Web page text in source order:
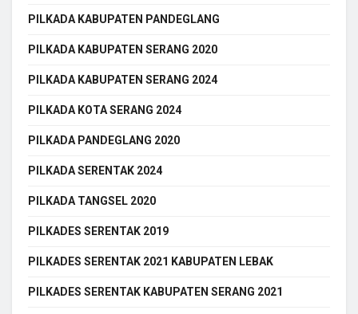
PILKADA KABUPATEN PANDEGLANG
PILKADA KABUPATEN SERANG 2020
PILKADA KABUPATEN SERANG 2024
PILKADA KOTA SERANG 2024
PILKADA PANDEGLANG 2020
PILKADA SERENTAK 2024
PILKADA TANGSEL 2020
PILKADES SERENTAK 2019
PILKADES SERENTAK 2021 KABUPATEN LEBAK
PILKADES SERENTAK KABUPATEN SERANG 2021